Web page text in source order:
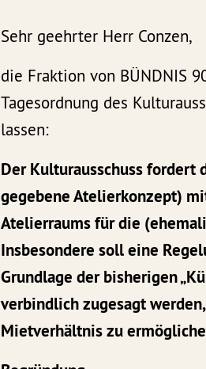
Sehr geehrter Herr Conzen,
die Fraktion von BÜNDNIS
Tagesordnung des
lassen:
Der Kulturausschuss fordert
gegebene Atelierkonzept)
Atelierraums für die
Insbesondere soll eine
Grundlage der bisherigen
verbindlich zugesagt
Mietverhältnis zu